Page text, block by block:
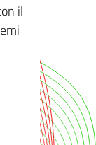
il